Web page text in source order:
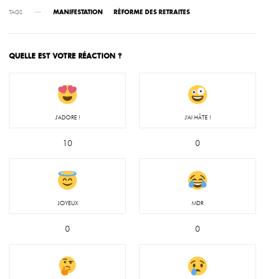
TAGS MANIFESTATION RÉFORME DES RETRAITES
QUELLE EST VOTRE RÉACTION ?
J'ADORE !
10
J'AI HÂTE !
0
JOYEUX
0
MDR
0